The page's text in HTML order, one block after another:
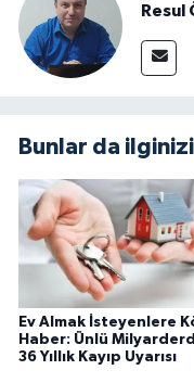
Resul
Bunlar da
Ev Almak İsteyenlere
Haber: Ünlü
36 Yıllık Kayıp Uyarısı